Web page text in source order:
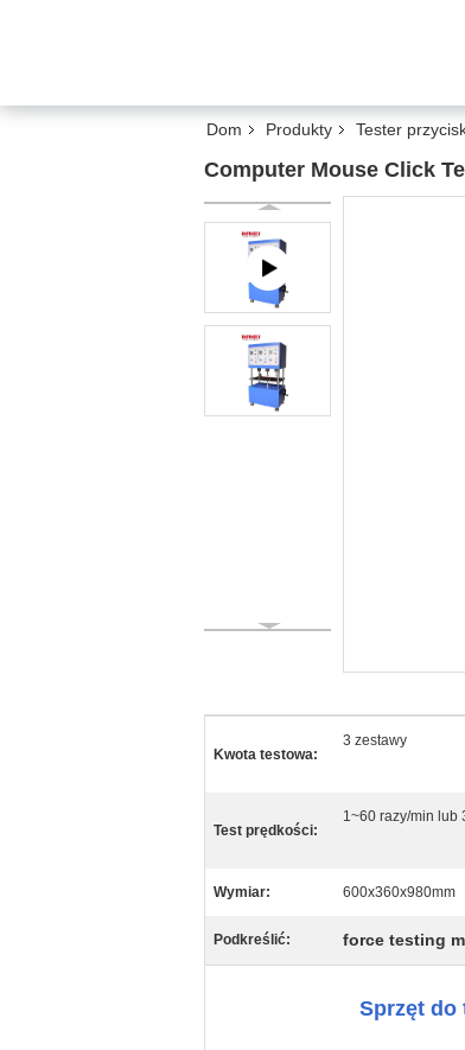
Dom Produkty Tester
Computer Mouse Click
Kwota testowa:
3 zestawy
Test prędkości:
1~60 razy/min lub
Wymiar: 600x360x980mm
Podkreślić: force testing
Sprzęt do